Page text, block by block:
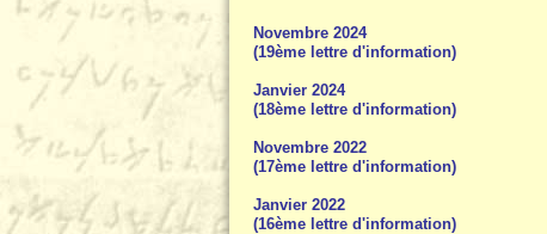
Novembre 2024
(19ème lettre d'information)
Janvier 2024
(18ème lettre d'information)
Novembre 2022
(17ème lettre d'information)
Janvier 2022
(16ème lettre d'information)